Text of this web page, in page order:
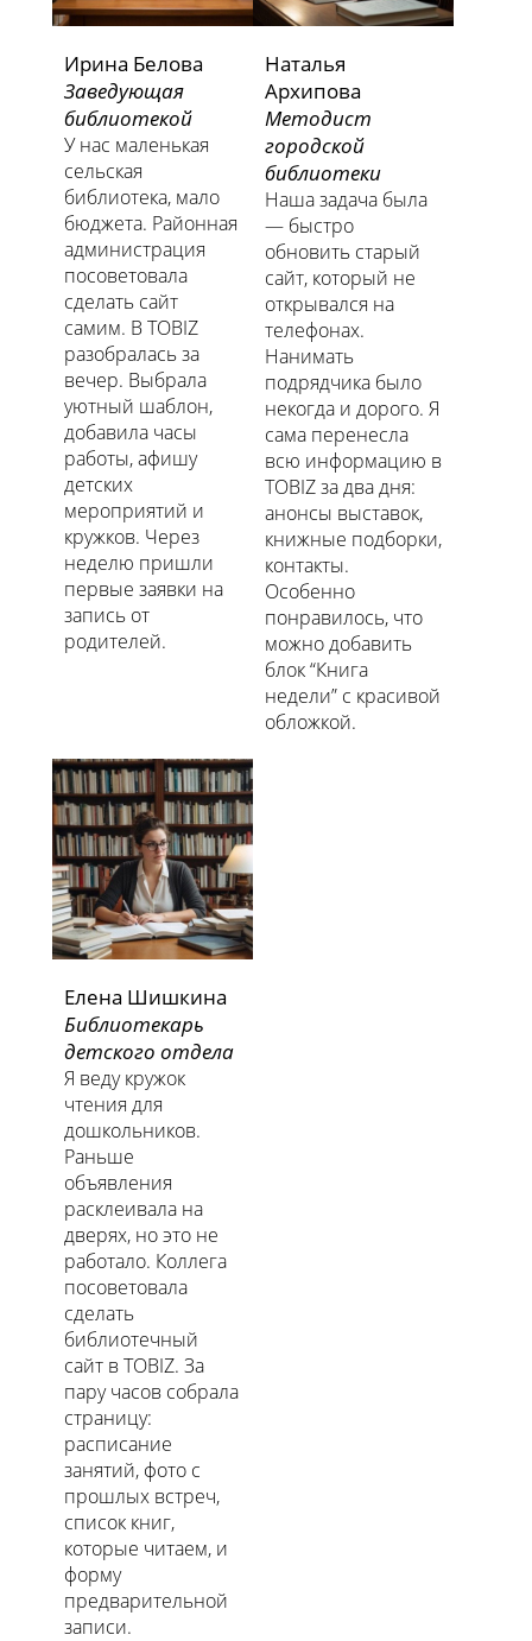
Ирина Белова
Заведующая
библиотекой
У нас маленькая
сельская
библиотека, мало
бюджета. Районная
администрация
посоветовала
сделать сайт
самим. В TOBIZ
разобралась за
вечер. Выбрала
уютный шаблон,
добавила часы
работы, афишу
детских
мероприятий и
кружков. Через
неделю пришли
первые заявки на
запись от
родителей.
Наталья
Архипова
Методист
городской
библиотеки
Наша задача была
— быстро
обновить старый
сайт, который не
открывался на
телефонах.
Нанимать
подрядчика было
некогда и дорого. Я
сама перенесла
всю информацию в
TOBIZ за два дня:
анонсы выставок,
книжные подборки,
контакты.
Особенно
понравилось, что
можно добавить
блок “Книга
недели” с красивой
обложкой.
Елена Шишкина
Библиотекарь
детского отдела
Я веду кружок
чтения для
дошкольников.
Раньше
объявления
расклеивала на
дверях, но это не
работало. Коллега
посоветовала
сделать
библиотечный
сайт в TOBIZ. За
пару часов собрала
страницу:
расписание
занятий, фото с
прошлых встреч,
список книг,
которые читаем, и
форму
предварительной
записи.